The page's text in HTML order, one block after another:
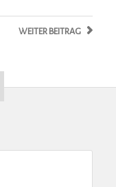
WEITER BEITRAG